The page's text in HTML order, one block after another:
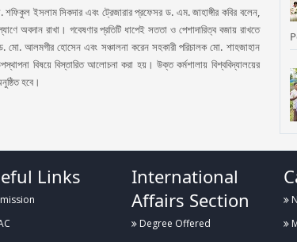
শফিকুল ইসলাম সিকদার এবং ট্রেজারার প্রফেসর ড. এম. জাহাঙ্গীর কবির বলেন,
অবদান রাখা। গবেষণার প্রতিটি ধাপেই সততা ও পেশাদারিত্ব বজায় রাখতে
মো. আলমগীর হোসেন এবং সঞ্চালনা করেন সহকারী পরিচালক মো. শাহজাহান
বিষয়ে বিস্তারিত আলোচনা করা হয়। উক্ত কর্মশালায় বিশ্ববিদ্যালয়ের
হবে।
Links
International
Affairs Section
Degree Offered